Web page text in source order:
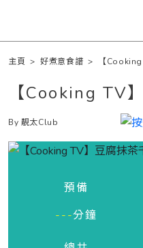
主頁 >好煮意食譜 > 【
【Cooking TV
By 靚太Club
預備
---分鐘